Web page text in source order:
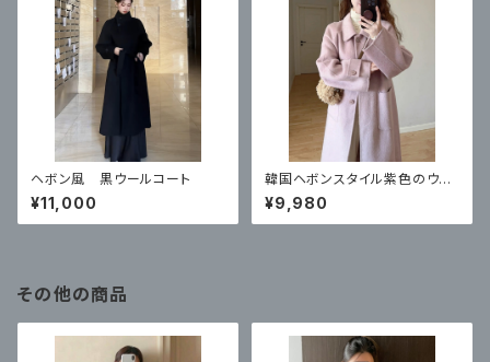
ヘボン風 黒ウールコート
¥11,000
韓国ヘボンスタイル紫色のウー
ルのコート
¥9,980
その他の商品